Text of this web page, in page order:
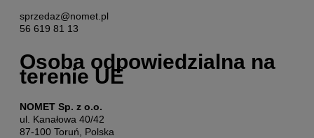
sprzedaz@nomet.pl
56 619 81 13
Osoba odpowiedzialna na
terenie UE
NOMET Sp. z o.o.
ul. Kanałowa 40/42
87-100 Toruń, Polska